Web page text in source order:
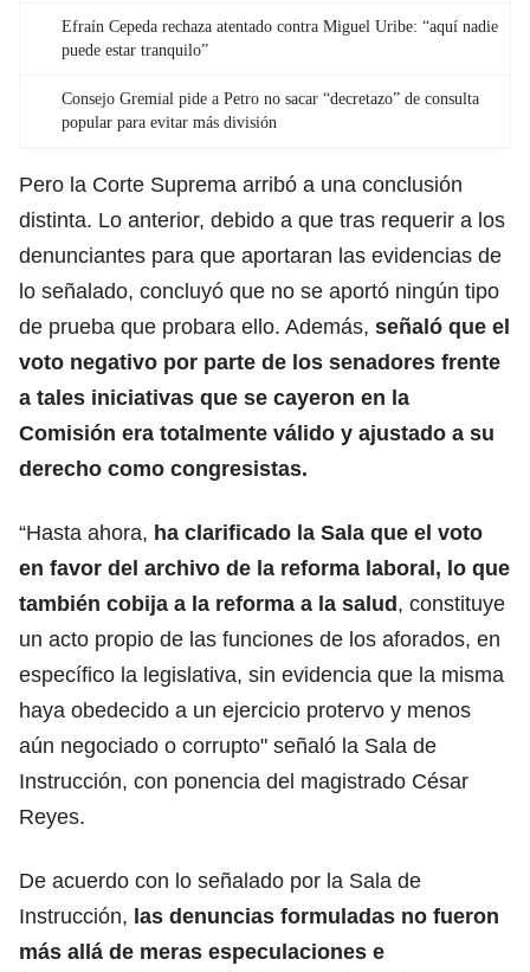
Efraín Cepeda rechaza atentado contra Miguel Uribe: “aquí nadie
puede estar tranquilo”
Consejo Gremial pide a Petro no sacar “decretazo” de consulta
popular para evitar más división
Pero la Corte Suprema arribó a una conclusión
distinta. Lo anterior, debido a que tras requerir a los
denunciantes para que aportaran las evidencias de
lo señalado, concluyó que no se aportó ningún tipo
de prueba que probara ello. Además, señaló que el
voto negativo por parte de los senadores frente
a tales iniciativas que se cayeron en la
Comisión era totalmente válido y ajustado a su
derecho como congresistas.
“Hasta ahora, ha clarificado la Sala que el voto
en favor del archivo de la reforma laboral, lo que
también cobija a la reforma a la salud, constituye
un acto propio de las funciones de los aforados, en
específico la legislativa, sin evidencia que la misma
haya obedecido a un ejercicio protervo y menos
aún negociado o corrupto" señaló la Sala de
Instrucción, con ponencia del magistrado César
Reyes.
De acuerdo con lo señalado por la Sala de
Instrucción, las denuncias formuladas no fueron
más allá de meras especulaciones e